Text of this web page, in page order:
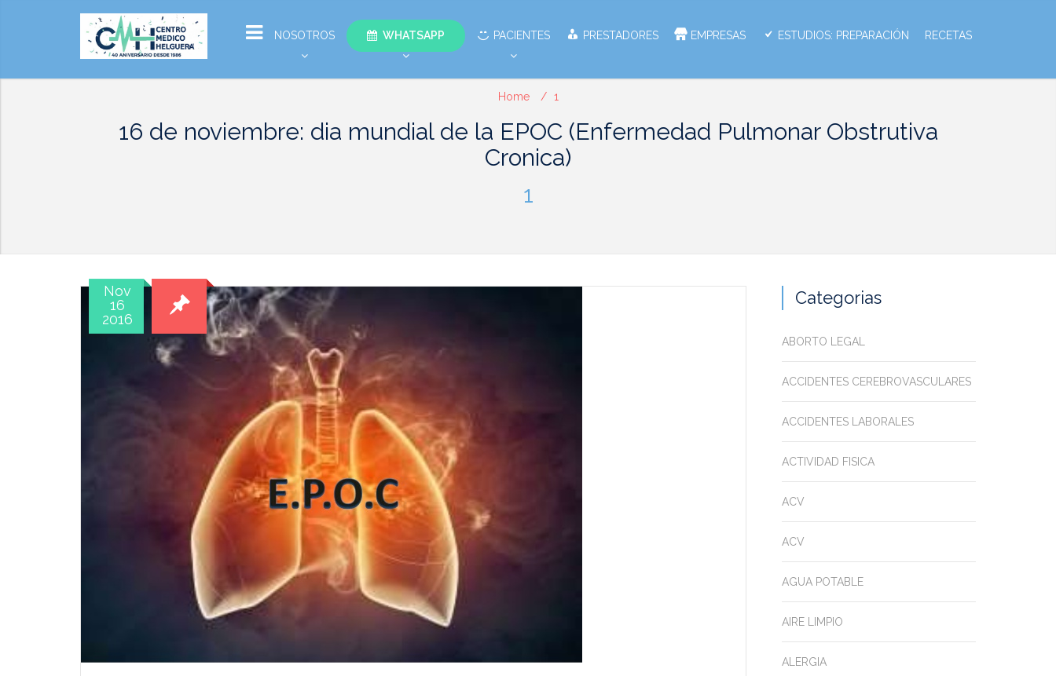
NOSOTROS WHATSAPP PACIENTES PRESTADORES EMPRESAS ESTUDIOS: PREPARACIÓN RECETAS
Home 1
16 de noviembre: dia mundial de la EPOC (Enfermedad Pulmonar Obstrutiva
Cronica)
1
Nov
16
2016
Categorias
ABORTO LEGAL
ACCIDENTES CEREBROVASCULARES
ACCIDENTES LABORALES
ACTIVIDAD FISICA
ACV
ACV
AGUA POTABLE
AIRE LIMPIO
ALERGIA